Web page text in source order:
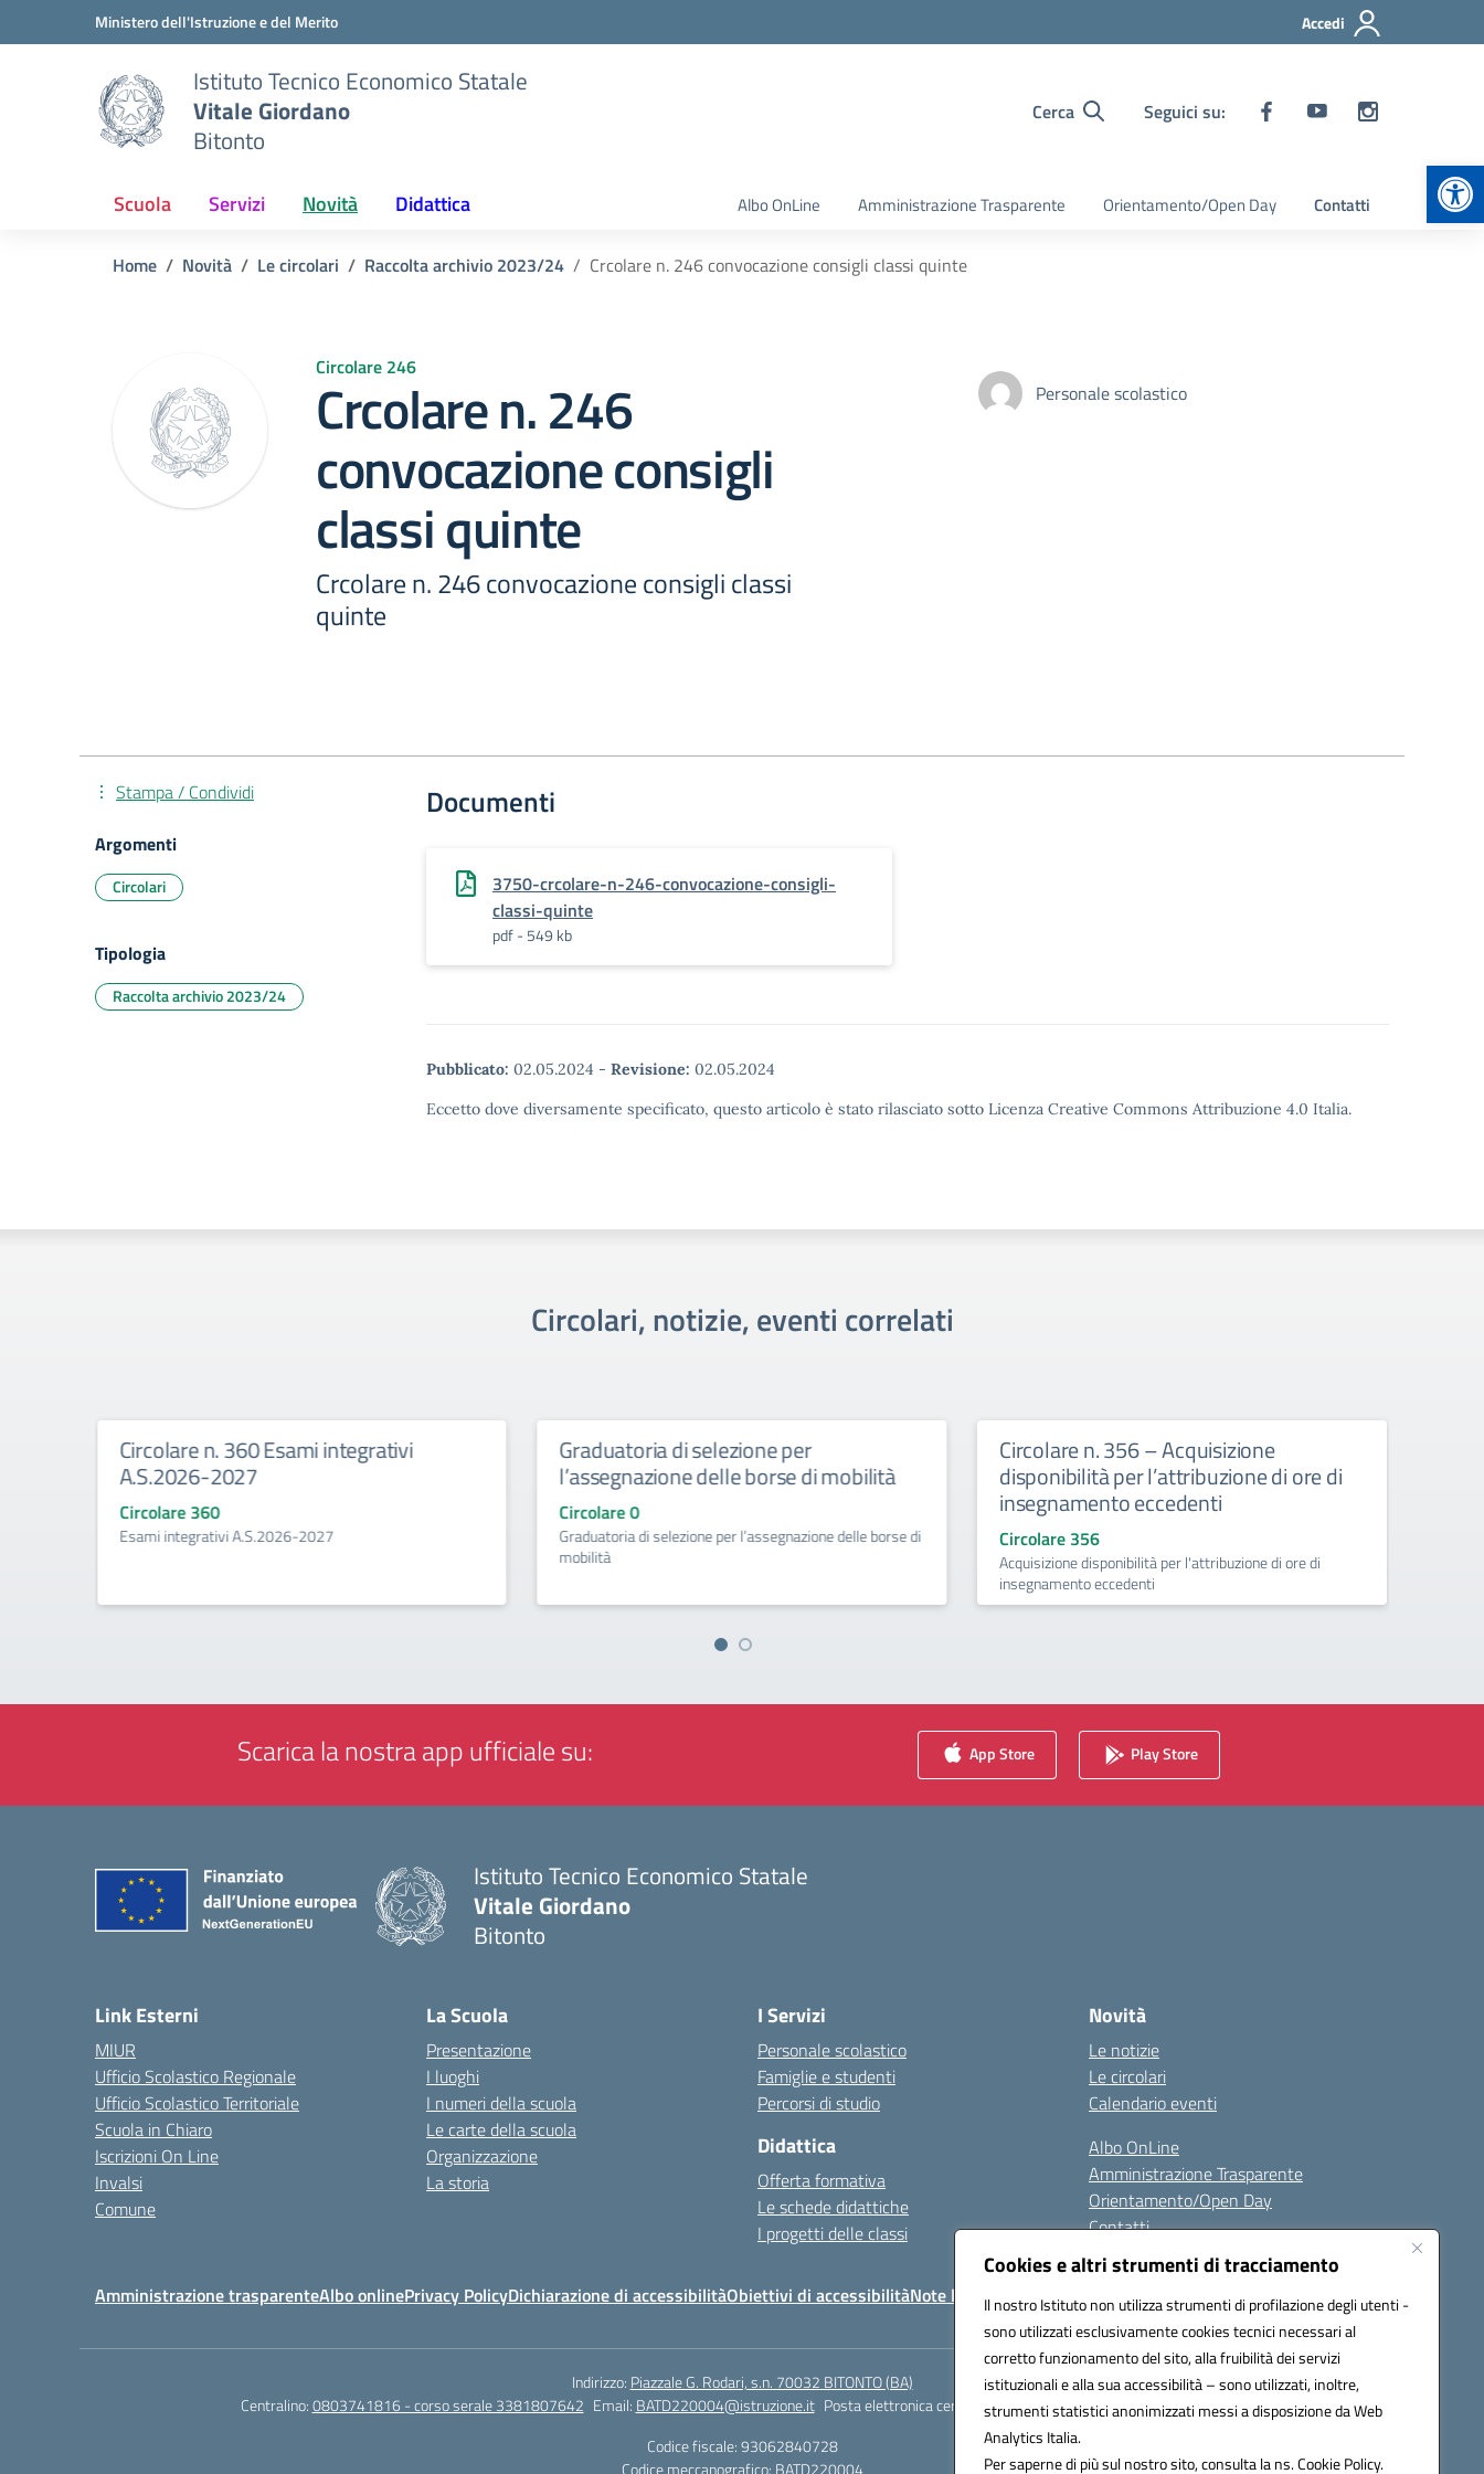
Cookies e altri strumenti di tracciamento
Il nostro Istituto non utilizza strumenti di profilazione degli utenti -
sono utilizzati esclusivamente cookies tecnici necessari al
corretto funzionamento del sito, alla fruibilità dei servizi
istituzionali e alla sua accessibilità – sono utilizzati, inoltre,
strumenti statistici anonimizzati messi a disposizione da Web
Analytics Italia.
Per saperne di più sul nostro sito, consulta la ns. Cookie Policy.
Vai ai contenuti
Vai al menu di navigazioneMinistero dell'Istruzione e del Merito Accedi
Istituto Tecnico Economico Statale
Vitale Giordano
Bitonto
Cerca Seguici su:
Scuola Servizi Novità Didattica Albo OnLine Amministrazione Trasparente Orientamento/Open Day Contatti
Home Novità Le circolari Raccolta archivio 2023/24 Crcolare n. 246 convocazione consigli classi quinte
Circolare 246
Crcolare n. 246
convocazione consigli
classi quinte
Crcolare n. 246 convocazione consigli classi
quinte
Personale scolastico
Documenti
3750-crcolare-n-246-convocazione-consigli-
classi-quinte
pdf - 549 kb
Pubblicato: 02.05.2024 - Revisione: 02.05.2024
Eccetto dove diversamente specificato, questo articolo è stato rilasciato sotto Licenza Creative Commons Attribuzione 4.0 Italia.
Stampa / Condividi
Argomenti
Circolari
Tipologia
Raccolta archivio 2023/24
Circolari, notizie, eventi correlati
Circolare n. 360 Esami integrativi
A.S.2026-2027
Circolare 360
Esami integrativi A.S.2026-2027
Graduatoria di selezione per
l’assegnazione delle borse di mobilità
Circolare 0
Graduatoria di selezione per l’assegnazione delle borse di
mobilità
Circolare n. 356 – Acquisizione
disponibilità per l’attribuzione di ore di
insegnamento eccedenti
Circolare 356
Acquisizione disponibilità per l'attribuzione di ore di
insegnamento eccedenti
Scarica la nostra app ufficiale su: App Store Play Store
Istituto Tecnico Economico Statale
Vitale Giordano
Bitonto
Link Esterni
MIUR
Ufficio Scolastico Regionale
Ufficio Scolastico Territoriale
Scuola in Chiaro
Iscrizioni On Line
Invalsi
Comune
La Scuola
Presentazione
I luoghi
I numeri della scuola
Le carte della scuola
Organizzazione
La storia
I Servizi
Personale scolastico
Famiglie e studenti
Percorsi di studio
Didattica
Offerta formativa
Le schede didattiche
I progetti delle classi
Novità
Le notizie
Le circolari
Calendario eventi
Albo OnLine
Amministrazione Trasparente
Orientamento/Open Day
Contatti
Amministrazione trasparenteAlbo onlinePrivacy PolicyDichiarazione di accessibilitàObiettivi di accessibilitàNote legali Seguici su:
Indirizzo: Piazzale G. Rodari, s.n. 70032 BITONTO (BA)
Centralino:0803741816 - corso serale 3381807642 Email: BATD220004@istruzione.it Posta elettronica certificata (PEC):batd220004@pec.istruzione.it
Codice fiscale: 93062840728
Codice meccanografico: BATD220004